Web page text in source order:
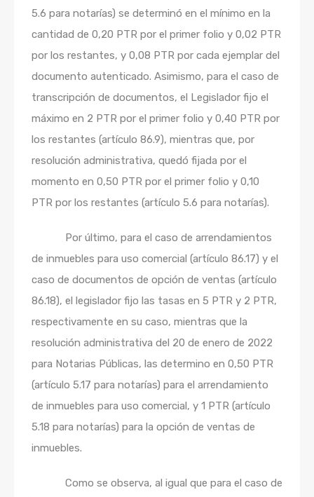
5.6 para notarías) se determinó en el mínimo en la
cantidad de 0,20 PTR por el primer folio y 0,02 PTR
por los restantes, y 0,08 PTR por cada ejemplar del
documento autenticado. Asimismo, para el caso de
transcripción de documentos, el Legislador fijo el
máximo en 2 PTR por el primer folio y 0,40 PTR por
los restantes (artículo 86.9), mientras que, por
resolución administrativa, quedó fijada por el
momento en 0,50 PTR por el primer folio y 0,10
PTR por los restantes (artículo 5.6 para notarías).
Por último, para el caso de arrendamientos
de inmuebles para uso comercial (artículo 86.17) y el
caso de documentos de opción de ventas (artículo
86.18), el legislador fijo las tasas en 5 PTR y 2 PTR,
respectivamente en su caso, mientras que la
resolución administrativa del 20 de enero de 2022
para Notarias Públicas, las determino en 0,50 PTR
(artículo 5.17 para notarías) para el arrendamiento
de inmuebles para uso comercial, y 1 PTR (artículo
5.18 para notarías) para la opción de ventas de
inmuebles.
Como se observa, al igual que para el caso de